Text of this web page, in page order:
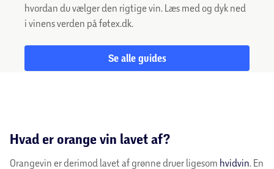
hvordan du vælger den rigtige vin. Læs med og dyk ned
i vinens verden på føtex.dk.
Se alle guides
Hvad er orange vin lavet af?
Orangevin er derimod lavet af grønne druer ligesom hvidvin. En